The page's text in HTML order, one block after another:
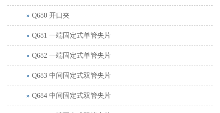
Q680 开口夹
Q681 一端固定式单管夹片
Q682 一端固定式单管夹片
Q683 中间固定式双管夹片
Q684 中间固定式双管夹片